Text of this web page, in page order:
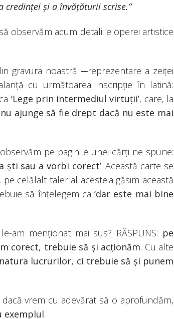
credinței și a învățăturii scrise.”
observăm acum detaliile operei artistice
gravura noastră ─reprezentare a zeiței
cu următoarea inscripție în latină:
‘Lege prin intermediul virtuții’, care, la
ajunge să fie drept dacă nu este mai
pe paginile unei cărți ne spune:
ști sau a vorbi corect’. Această carte se
celălalt taler al acesteia găsim această
să înțelegem ca‘dar este mai bine
am menționat mai sus? RĂSPUNS: pe
corect, trebuie să și acționăm. Cu alte
lucrurilor, ci trebuie să și punem
vrem cu adevărat să o aprofundăm,
exemplul.